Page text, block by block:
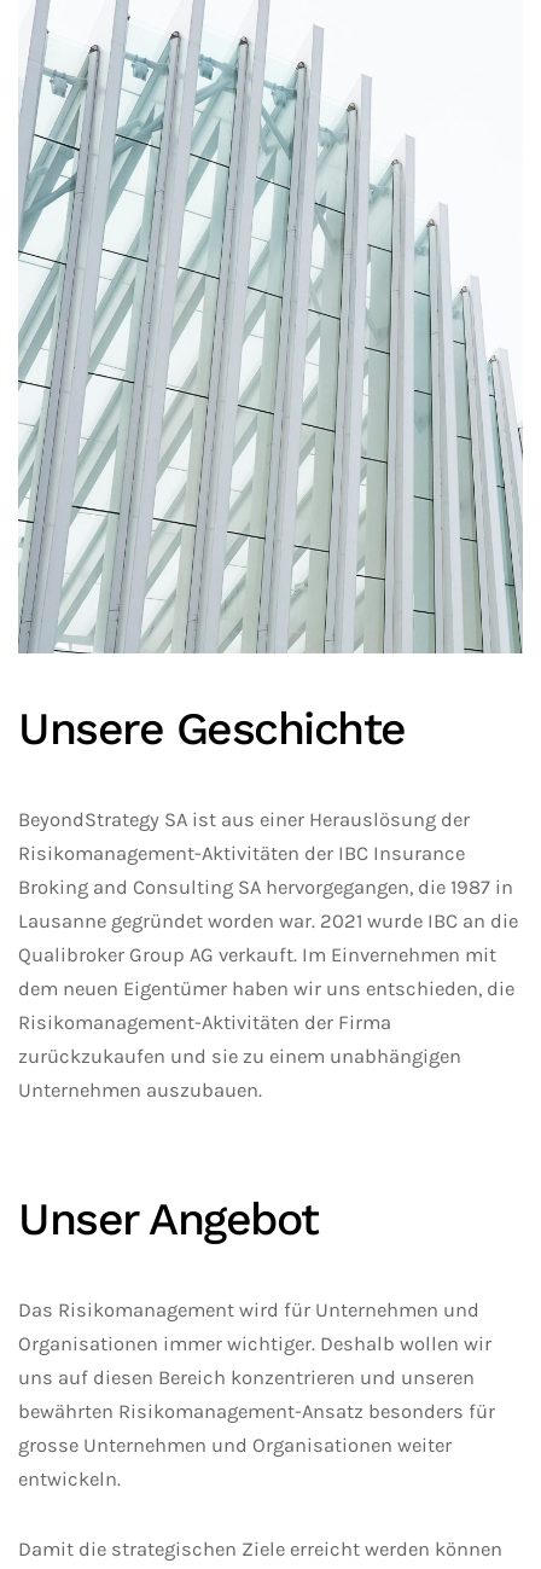
Unsere Geschichte
BeyondStrategy SA ist aus einer Herauslösung der
Risikomanagement-Aktivitäten der IBC Insurance
Broking and Consulting SA hervorgegangen, die 1987 in
Lausanne gegründet worden war. 2021 wurde IBC an die
Qualibroker Group AG verkauft. Im Einvernehmen mit
dem neuen Eigentümer haben wir uns entschieden, die
Risikomanagement-Aktivitäten der Firma
zurückzukaufen und sie zu einem unabhängigen
Unternehmen auszubauen.
Unser Angebot
Das Risikomanagement wird für Unternehmen und
Organisationen immer wichtiger. Deshalb wollen wir
uns auf diesen Bereich konzentrieren und unseren
bewährten Risikomanagement-Ansatz besonders für
grosse Unternehmen und Organisationen weiter
entwickeln.
Damit die strategischen Ziele erreicht werden können